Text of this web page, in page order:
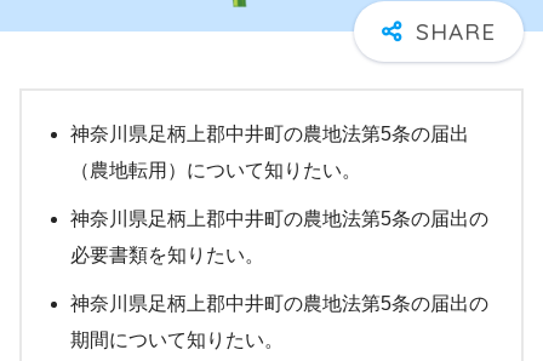
神奈川県足柄上郡中井町の農地法第5条の届出
（農地転用）について知りたい。
神奈川県足柄上郡中井町の農地法第5条の届出の
必要書類を知りたい。
神奈川県足柄上郡中井町の農地法第5条の届出の
期間について知りたい。